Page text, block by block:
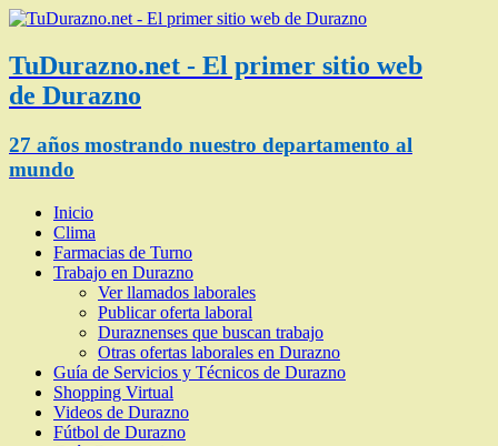
TuDurazno.net - El primer sitio web
de Durazno
27 años mostrando nuestro departamento al
mundo
Inicio
Clima
Farmacias de Turno
Trabajo en Durazno
Ver llamados laborales
Publicar oferta laboral
Duraznenses que buscan trabajo
Otras ofertas laborales en Durazno
Guía de Servicios y Técnicos de Durazno
Shopping Virtual
Videos de Durazno
Fútbol de Durazno